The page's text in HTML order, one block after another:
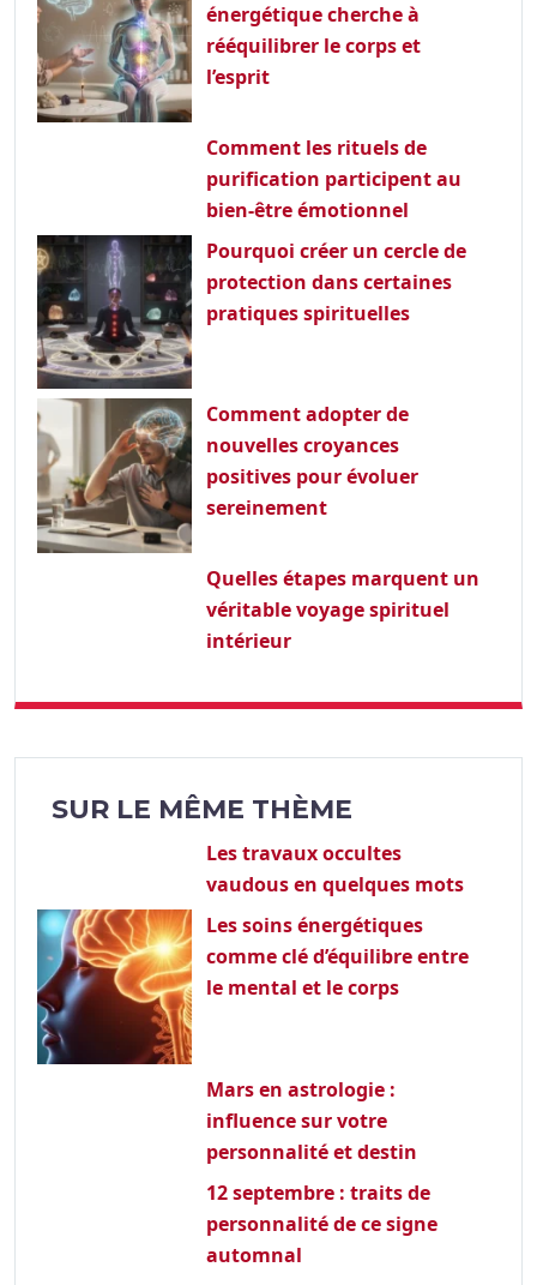
énergétique cherche à
rééquilibrer le corps et
l’esprit
Comment les rituels de
purification participent au
bien-être émotionnel
Pourquoi créer un cercle de
protection dans certaines
pratiques spirituelles
Comment adopter de
nouvelles croyances
positives pour évoluer
sereinement
Quelles étapes marquent un
véritable voyage spirituel
intérieur
SUR LE MÊME THÈME
Les travaux occultes
vaudous en quelques mots
Les soins énergétiques
comme clé d’équilibre entre
le mental et le corps
Mars en astrologie :
influence sur votre
personnalité et destin
12 septembre : traits de
personnalité de ce signe
automnal